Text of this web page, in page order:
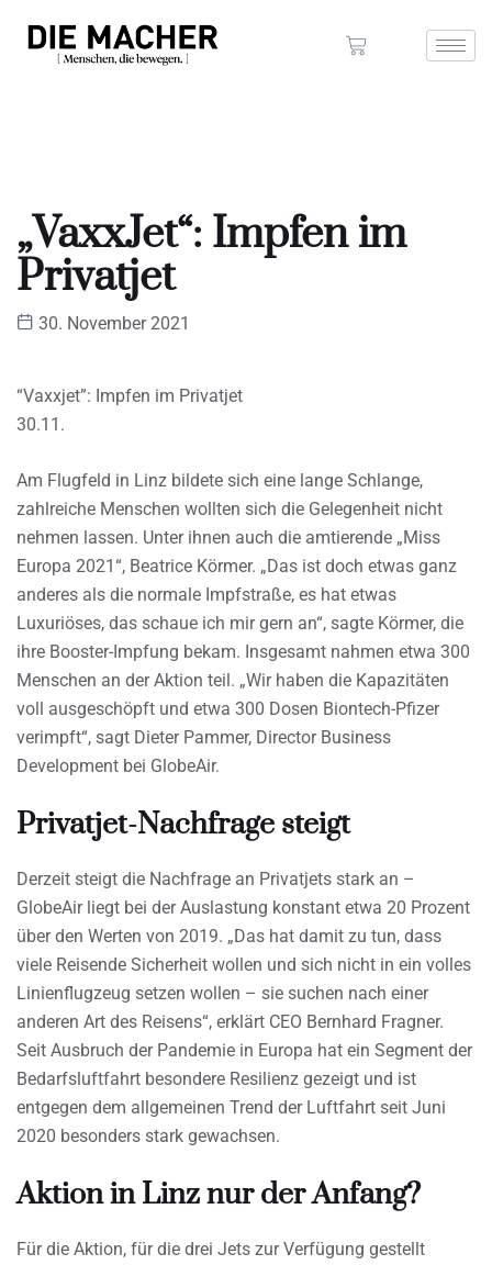
„VaxxJet“: Impfen im
Privatjet
30. November 2021
“Vaxxjet”: Impfen im Privatjet
30.11.
Am Flugfeld in Linz bildete sich eine lange Schlange,
zahlreiche Menschen wollten sich die Gelegenheit nicht
nehmen lassen. Unter ihnen auch die amtierende „Miss
Europa 2021“, Beatrice Körmer. „Das ist doch etwas ganz
anderes als die normale Impfstraße, es hat etwas
Luxuriöses, das schaue ich mir gern an“, sagte Körmer, die
ihre Booster-Impfung bekam. Insgesamt nahmen etwa 300
Menschen an der Aktion teil. „Wir haben die Kapazitäten
voll ausgeschöpft und etwa 300 Dosen Biontech-Pfizer
verimpft“, sagt Dieter Pammer, Director Business
Development bei GlobeAir.
Privatjet-Nachfrage steigt
Derzeit steigt die Nachfrage an Privatjets stark an –
GlobeAir liegt bei der Auslastung konstant etwa 20 Prozent
über den Werten von 2019. „Das hat damit zu tun, dass
viele Reisende Sicherheit wollen und sich nicht in ein volles
Linienflugzeug setzen wollen – sie suchen nach einer
anderen Art des Reisens“, erklärt CEO Bernhard Fragner.
Seit Ausbruch der Pandemie in Europa hat ein Segment der
Bedarfsluftfahrt besondere Resilienz gezeigt und ist
entgegen dem allgemeinen Trend der Luftfahrt seit Juni
2020 besonders stark gewachsen.
Aktion in Linz nur der Anfang?
Für die Aktion, für die drei Jets zur Verfügung gestellt